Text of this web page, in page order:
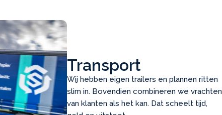
Transport
Wij hebben eigen trailers en plannen ritten
slim in. Bovendien combineren we vrachten
van klanten als het kan. Dat scheelt tijd,